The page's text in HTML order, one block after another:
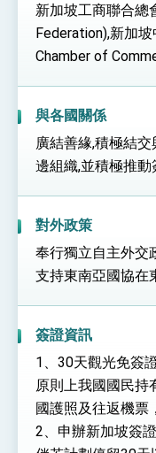
新加坡工商聯合總
Federation),新加
Chamber of
與各國關係
廣結善緣,積極結
邊組織,並積極推
對外政策
奉行獨立自主外交
支持東南亞國協在
簽證資訊
1、30天觀光免簽
原則上我國國民持
國護照及往返機票
2、申辦新加坡簽證